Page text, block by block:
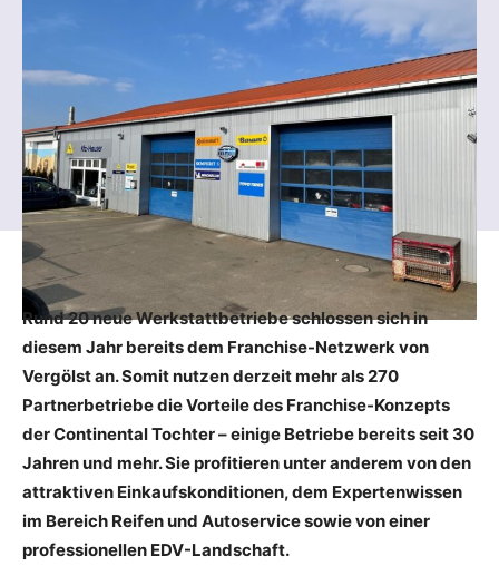
Rund 20 neue Werkstattbetriebe schlossen sich in
diesem Jahr bereits dem Franchise-Netzwerk von
Vergölst an. Somit nutzen derzeit mehr als 270
Partnerbetriebe die Vorteile des Franchise-Konzepts
der Continental Tochter – einige Betriebe bereits seit 30
Jahren und mehr. Sie profitieren unter anderem von den
attraktiven Einkaufskonditionen, dem Expertenwissen
im Bereich Reifen und Autoservice sowie von einer
professionellen EDV-Landschaft.